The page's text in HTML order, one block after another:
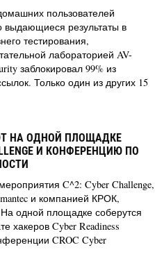
пользователей
выдающиеся результаты в
тестирования,
лабораторией AV-
заблокировал 99% из
Только один из других 15
НА ОДНОЙ ПЛОЩАДКЕ
И КОНФЕРЕНЦИЮ ПО
C^2: Cyber ​​Challenge,
и компанией КРОК,
На одной площадке соберутся
хакеров Cyber Readiness
CROC Cyber